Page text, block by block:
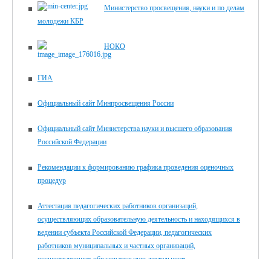
Министерство просвещения, науки и по делам
молодежи КБР
НОКО
ГИА
Официальный сайт Минпросвещения России
Официальный сайт Министерства науки и высшего образования
Российской Федерации
Рекомендации к формированию графика проведения оценочных
процедур
Аттестация педагогических работников организаций,
осуществляющих образовательную деятельность и находящихся в
ведении субъекта Российской Федерации, педагогических
работников муниципальных и частных организаций,